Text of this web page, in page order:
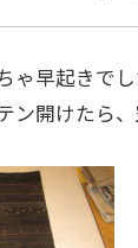
ゃ早起きで
ン開けたら